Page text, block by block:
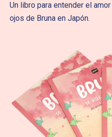
Un libro para entender el
ojos de Bruna en Japón.